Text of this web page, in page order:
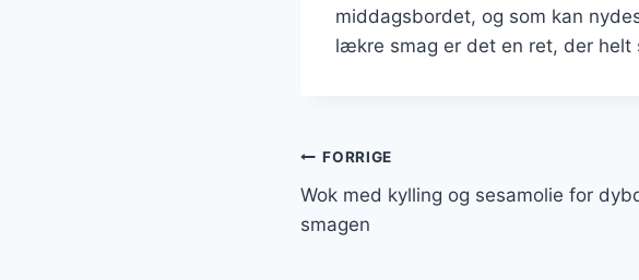
middagsbordet, og som kan
lækre smag er det en ret, der
Indlægsnavigation
FORRIGE
Wok med kylling og sesamolie for
smagen